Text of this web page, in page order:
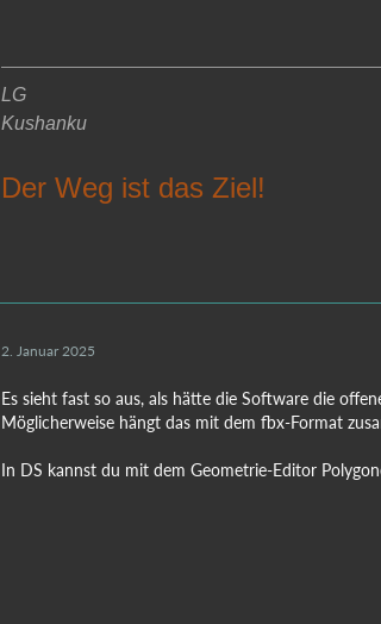
LG
Kushanku
Der Weg ist das Ziel!
2. Januar 2025
Es sieht fast so aus, als hätte die Software die
Möglicherweise hängt das mit dem fbx-Format
In DS kannst du mit dem Geometrie-Editor